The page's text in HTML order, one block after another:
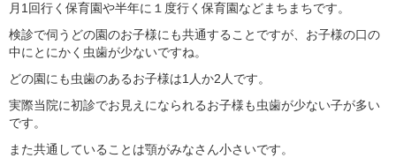
月1回行く保育園や半年に１度行く保育園などまちまちです。
検診で伺うどの園のお子様にも共通することですが、お子様の口の
中にとにかく虫歯が少ないですね。
どの園にも虫歯のあるお子様は1人か2人です。
実際当院に初診でお見えになられるお子様も虫歯が少ない子が多い
です。
また共通していることは顎がみなさん小さいです。